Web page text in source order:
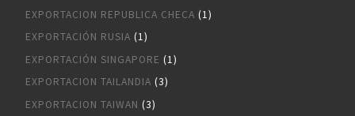
EXPORTACION REPUBLICA CHECA (1)
EXPORTACIÓN RUSIA (1)
EXPORTACIÓN SINGAPORE (1)
EXPORTACION TAILANDIA (3)
EXPORTACION TAIWAN (3)